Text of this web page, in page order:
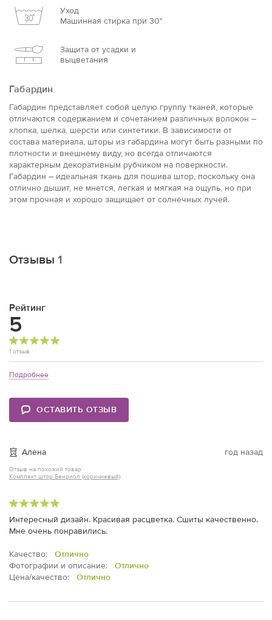
Уход
Машинная стирка при 30°
Защита от усадки и
выцветания
Габардин
Габардин представляет собой целую группу тканей, которые
отличаются содержанием и сочетанием различных волокон –
хлопка, шелка, шерсти или синтетики. В зависимости от
состава материала, шторы из габардина могут быть разными по
плотности и внешнему виду, но всегда отличаются
характерным декоративным рубчиком на поверхности.
Габардин – идеальная ткань для пошива штор, поскольку она
отлично дышит, не мнется, легкая и мягкая на ощупь, но при
этом прочная и хорошо защищает от солнечных лучей.
Отзывы 1
Рейтинг
5
1 отзыв
Подробнее
ОСТАВИТЬ ОТЗЫВ
год назад
Алена
Отзыв на похожий товар:
Комплект штор Бенриол (коричневый)
Интересный дизайн. Красивая расцветка. Сшиты качественно.
Мне очень понравились.
Качество:
Отлично
Фотографии и описание:
Отлично
Цена/качество:
Отлично